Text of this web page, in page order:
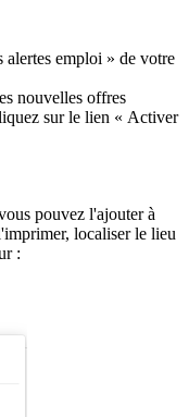
emploi » de votre
nouvelles offres
sur le lien « Activer
pouvez l'ajouter à
localiser le lieu
: